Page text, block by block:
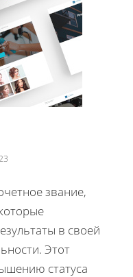
звание,
в своей
Этот
статуса